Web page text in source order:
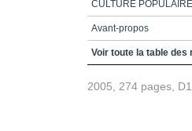
CULTURE
Avant-propos
Table des matières
Voir toute la table des
2005, 274 pages,